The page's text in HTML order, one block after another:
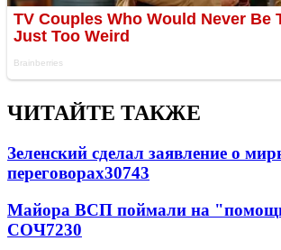
ЧИТАЙТЕ ТАКЖЕ
Зеленский сделал заявление о
переговорах30743
Майора ВСП поймали на
СОЧ7230